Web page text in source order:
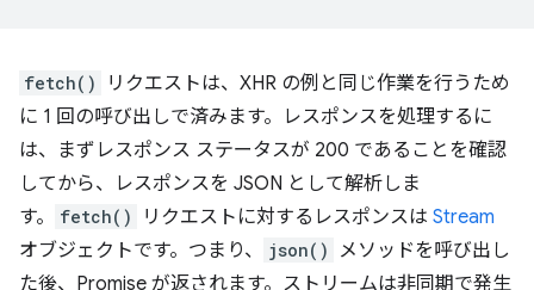
fetch()
リクエストは、XHR の例と同じ作業を行うため
に 1 回の呼び出しで済みます。レスポンスを処理するに
は、まずレスポンス ステータスが 200 であることを確認
してから、レスポンスを JSON として解析しま
す。
fetch() リクエストに対するレスポンスは Stream
オブジェクトです。つまり、
json()
メソッドを呼び出し
た後、Promise が返されます。ストリームは非同期で発生